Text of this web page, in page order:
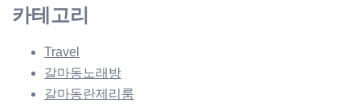
카테고리
Travel
갈마동노래방
갈마동란제리룸